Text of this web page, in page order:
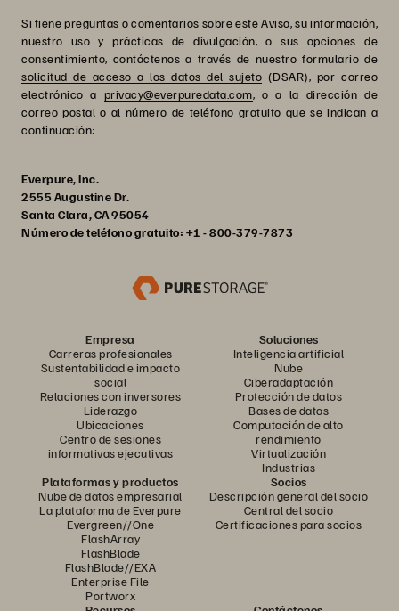
Si tiene preguntas o comentarios sobre este Aviso, su información,
nuestro uso y prácticas de divulgación, o sus opciones de
consentimiento, contáctenos a través de nuestro formulario de
solicitud de acceso a los datos del sujeto (DSAR), por correo
electrónico a privacy@everpuredata.com, o a la dirección de
correo postal o al número de teléfono gratuito que se indican a
continuación:
Everpure, Inc.
2555 Augustine Dr.
Santa Clara, CA 95054
Número de teléfono gratuito: +1 - 800-379-7873
Empresa
Carreras profesionales
Sustentabilidad e impacto
social
Relaciones con inversores
Liderazgo
Ubicaciones
Centro de sesiones
informativas ejecutivas
Soluciones
Inteligencia artificial
Nube
Ciberadaptación
Protección de datos
Bases de datos
Computación de alto
rendimiento
Virtualización
Industrias
Plataformas y productos
Nube de datos empresarial
La plataforma de Everpure
Evergreen//One
FlashArray
FlashBlade
FlashBlade//EXA
Enterprise File
Portworx
Socios
Descripción general del socio
Central del socio
Certificaciones para socios